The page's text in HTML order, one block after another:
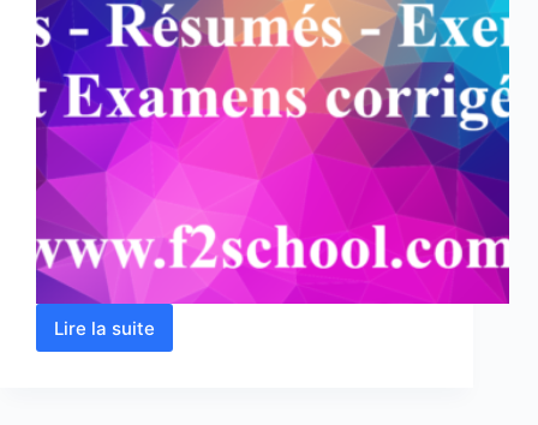
Lire la suite
Liaison